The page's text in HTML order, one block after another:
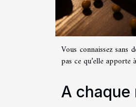
Vous connaissez sans
pas ce qu’elle apporte
A chaque